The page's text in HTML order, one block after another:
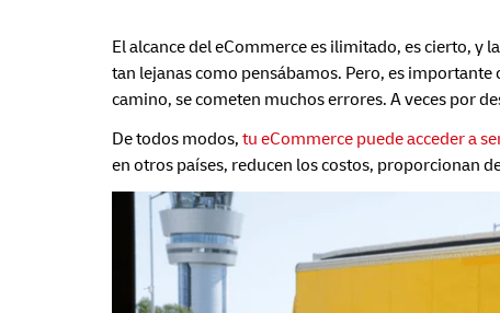
El alcance del eCommerce es ilimitado, es cierto, y
tan lejanas como pensábamos. Pero, es importante
camino, se cometen muchos errores. A veces por
De todos modos, tu eCommerce puede acceder a
en otros países, reducen los costos, proporcionan